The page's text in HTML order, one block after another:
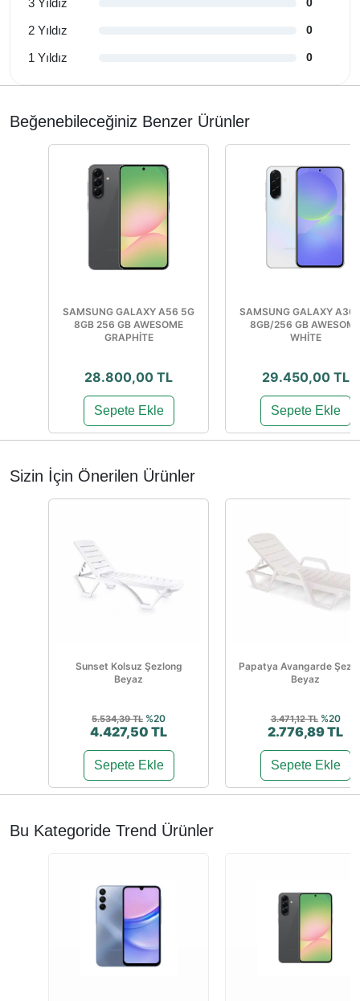
0
2 Yıldız 0
1 Yıldız 0
Beğenebileceğiniz Benzer Ürünler
SAMSUNG GALAXY A56 5G
8GB 256 GB AWESOME
GRAPHİTE
28.800,00 TL
Sepete Ekle
SAMSUNG GALAXY A36
8GB/256 GB AWESOME
WHİTE
29.450,00 TL
Sepete Ekle
Sizin İçin Önerilen Ürünler
Sunset Kolsuz Şezlong
Beyaz
5.534,39 TL %20
4.427,50 TL
Sepete Ekle
Papatya Avangarde
Beyaz
3.471,12 TL %20
2.776,89 TL
Sepete Ekle
Bu Kategoride Trend Ürünler